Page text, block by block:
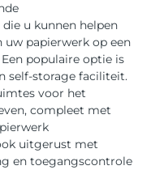
u kunnen helpen
uw papierwerk op een
populaire optie is
self-storage faciliteit.
voor het
compleet met
uitgerust met
en toegangscontrole